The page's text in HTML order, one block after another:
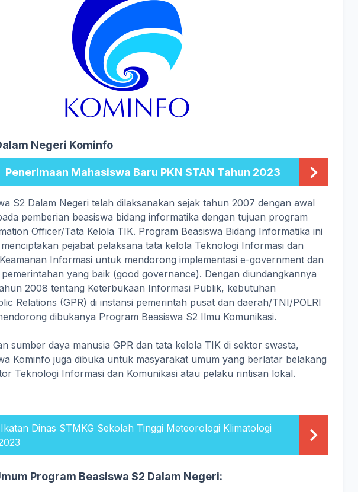
Negeri Kominfo
Penerimaan Mahasiswa Baru PKN STAN Tahun 2023
S2 Dalam Negeri telah dilaksanakan sejak tahun 2007 dengan awal
pemberian beasiswa bidang informatika dengan tujuan program
Officer/Tata Kelola TIK. Program Beasiswa Bidang Informatika ini
pejabat pelaksana tata kelola Teknologi Informasi dan
Informasi untuk mendorong implementasi e-government dan
yang baik (good governance). Dengan diundangkannya
2008 tentang Keterbukaan Informasi Publik, kebutuhan
Relations (GPR) di instansi pemerintah pusat dan daerah/TNI/POLRI
dibukanya Program Beasiswa S2 Ilmu Komunikasi.
sumber daya manusia GPR dan tata kelola TIK di sektor swasta,
Kominfo juga dibuka untuk masyarakat umum yang berlatar belakang
Teknologi Informasi dan Komunikasi atau pelaku rintisan lokal.
Ikatan Dinas STMKG Sekolah Tinggi Meteorologi Klimatologi
Program Beasiswa S2 Dalam Negeri:​